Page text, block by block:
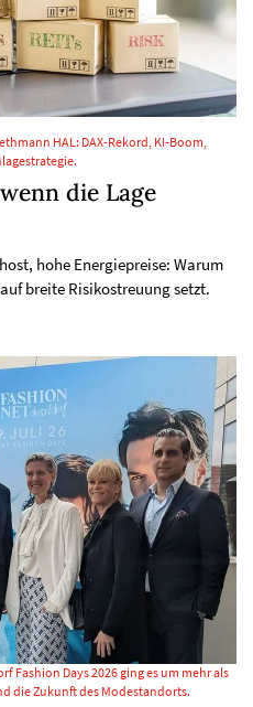
HAL: DAX-Rekord, KI-Boom,
die Lage
hohe Energiepreise: Warum
breite Risikostreuung setzt.
Fashion Days 2026 ging es um mehr als
die Zukunft des Modestandorts.